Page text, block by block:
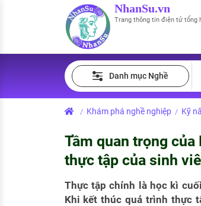
NhanSu.vn
Trang thông tin điện tử tổng
Tìm việc làm
Việc làm tốt nhất
Quản lý CV
MẪU CV THEO STYLE
Mẫu CV đơn giản
Tính lương Gross - Net
PHÁP LUẬT VIỆT NAM
Văn bản pháp luật
Chính sách mới
Lao động và tiền lương
Thuế thu nhập
Danh mục Nghề
/ Khám phá nghề nghiệp / Kỹ
Tầm quan trọng
thực tập của sinh
Thực tập chính là học kì
Khi kết thúc quá trình thực